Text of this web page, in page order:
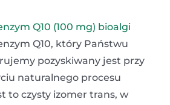
Q10 (100 mg) bioalgi
Q10, który Państwu
pozyskiwany jest przy
naturalnego procesu
to czysty izomer trans, w